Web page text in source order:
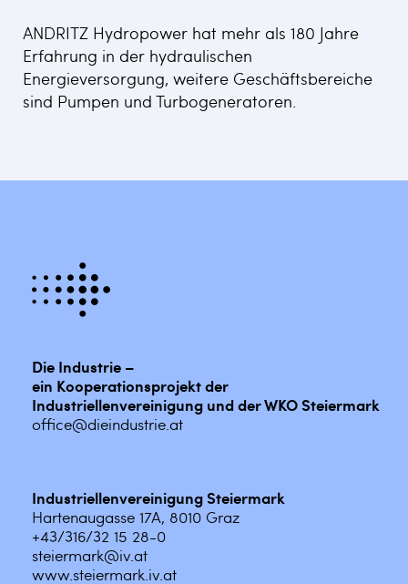
ANDRITZ Hydropower hat mehr als 180 Jahre
Erfahrung in der hydraulischen
Energieversorgung, weitere Geschäftsbereiche
sind Pumpen und Turbogeneratoren.
Die Industrie –
ein Kooperationsprojekt der
Industriellenvereinigung und der WKO Steiermark
office@dieindustrie.at
Industriellenvereinigung Steiermark
Hartenaugasse 17A, 8010 Graz
+43/316/32 15 28-0
steiermark@iv.at
www.steiermark.iv.at